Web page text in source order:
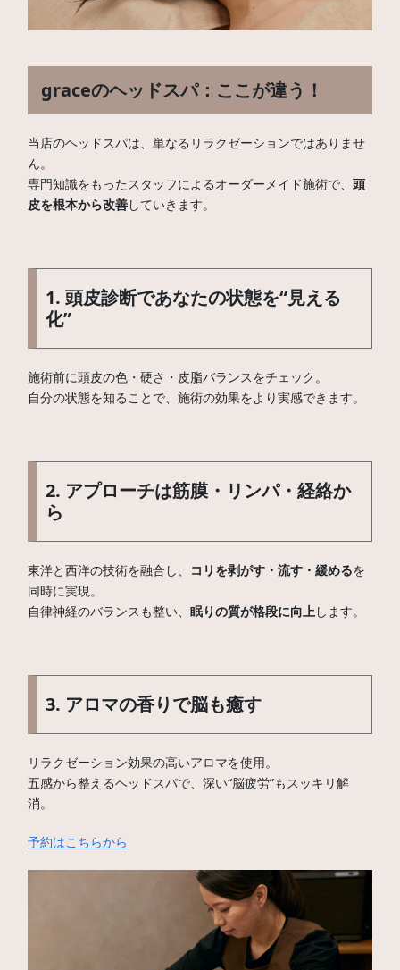
graceのヘッドスパ：ここが違う！
当店のヘッドスパは、単なるリラクゼーションではありませ
ん。
専門知識をもったスタッフによるオーダーメイド施術で、頭
皮を根本から改善していきます。
1. 頭皮診断であなたの状態を“見える
化”
施術前に頭皮の色・硬さ・皮脂バランスをチェック。
自分の状態を知ることで、施術の効果をより実感できます。
2. アプローチは筋膜・リンパ・経絡か
ら
東洋と西洋の技術を融合し、 コリを剥がす・流す・緩めるを
同時に実現。
自律神経のバランスも整い、眠りの質が格段に向上 します。
3. アロマの香りで脳も癒す
リラクゼーション効果の高いアロマを使用。
五感から整えるヘッドスパで、深い“脳疲労”もスッキリ解
消。
予約はこちらから